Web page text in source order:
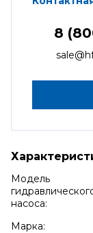
8
Модель
насоса:
Марка: